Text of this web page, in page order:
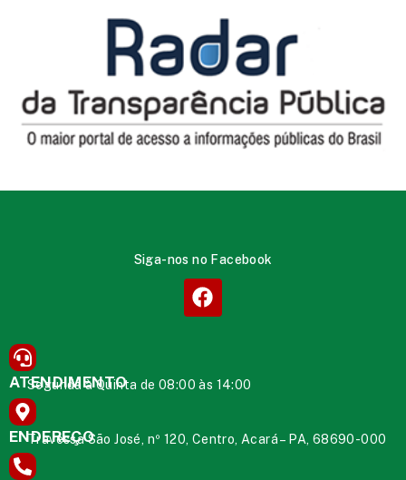
Siga-nos no Facebook
ATENDIMENTO
Segunda à Quinta de 08:00 às 14:00
ENDEREÇO
Travessa São José, nº 120, Centro, Acará – PA, 68690-000